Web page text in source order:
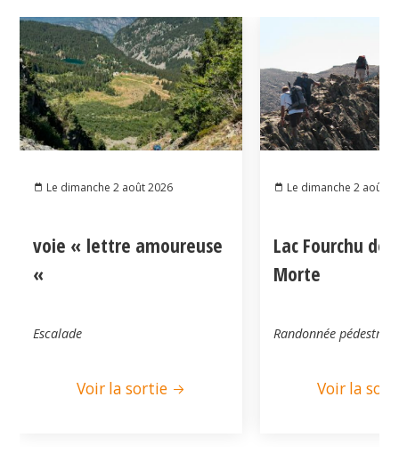
Le dimanche 2 août 2026
voie « lettre amoureuse
«
Escalade
Voir la sortie
Le dimanche 2 août
Lac Fourchu
Morte
Randonnée pédestre
Voir la